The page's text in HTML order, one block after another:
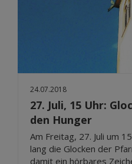
24.07.2018
27. Juli, 15 Uhr:
den Hunger
Am Freitag, 27. Juli um
lang die Glocken der
damit ein hörbares